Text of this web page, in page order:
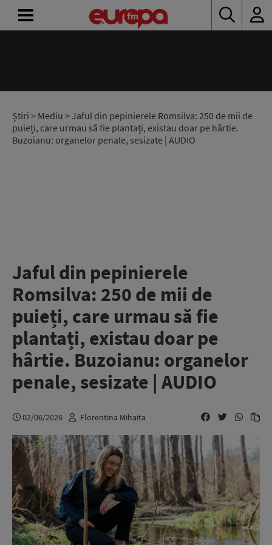
Știri > Mediu > Jaful din pepinierele Romsilva: 250 de mii de
puieți, care urmau să fie plantați, existau doar pe hârtie.
Buzoianu: organelor penale, sesizate | AUDIO
Jaful din pepinierele
Romsilva: 250 de mii de
puieți, care urmau să fie
plantați, existau doar pe
hârtie. Buzoianu: organelor
penale, sesizate | AUDIO
02/06/2026 Florentina Mihaita
RADIO
CONCURSURI